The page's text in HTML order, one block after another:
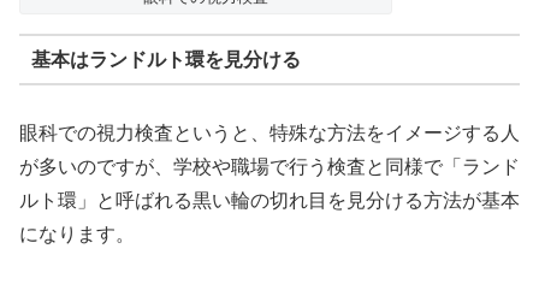
基本はランドルト環を見分ける
眼科での視力検査というと、特殊な方法をイメージする人
が多いのですが、学校や職場で行う検査と同様で「ランド
ルト環」と呼ばれる黒い輪の切れ目を見分ける方法が基本
になります。